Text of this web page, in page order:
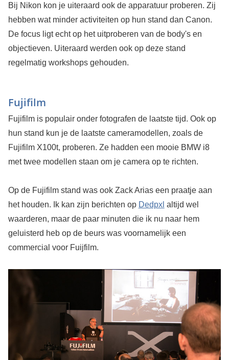
Bij Nikon kon je uiteraard ook de apparatuur proberen. Zij
hebben wat minder activiteiten op hun stand dan Canon.
De focus ligt echt op het uitproberen van de body's en
objectieven. Uiteraard werden ook op deze stand
regelmatig workshops gehouden.
Fujifilm
Fujifilm is populair onder fotografen de laatste tijd. Ook op
hun stand kun je de laatste cameramodellen, zoals de
Fujifilm X100t, proberen. Ze hadden een mooie BMW i8
met twee modellen staan om je camera op te richten.
Op de Fujifilm stand was ook Zack Arias een praatje aan
het houden. Ik kan zijn berichten op Dedpxl altijd wel
waarderen, maar de paar minuten die ik nu naar hem
geluisterd heb op de beurs was voornamelijk een
commercial voor Fuijfilm.